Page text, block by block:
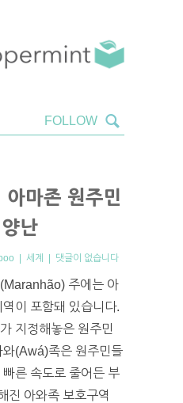
마존 원주민
난
| 세계 | 댓글이 없습니다
주에는 아
이 포함돼 있습니다.
지정해놓은 원주민
(Awá)족은 원주민들
른 속도로 줄어든 부
진 아와족 보호구역